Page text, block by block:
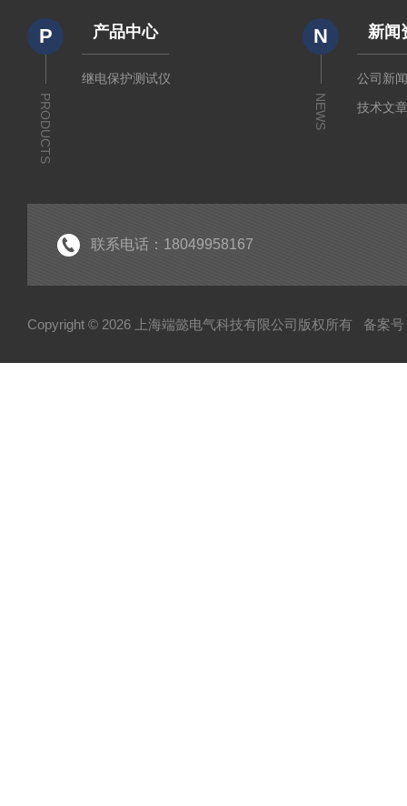
P
PRODUCTS
产品中心
继电保护测试仪
N
NEWS
新闻
公司新
技术文
联系电话：18049958167
Copyright © 2026 上海端懿电气科技有限公司版权所有 备案号